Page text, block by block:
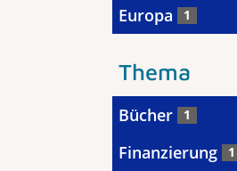
Europa 1
Thema
Bücher 1
Finanzierung 1